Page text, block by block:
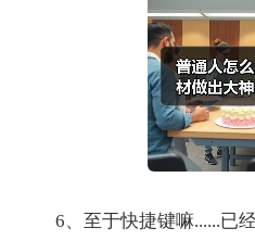
6、至于快捷键嘛......已